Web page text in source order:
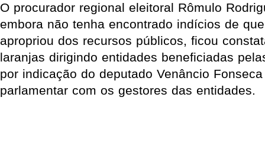
O procurador regional eleitoral Rômulo
embora não tenha encontrado indícios de
apropriou dos recursos públicos, ficou
laranjas dirigindo entidades beneficiadas
por indicação do deputado Venâncio
parlamentar com os gestores das entidades.